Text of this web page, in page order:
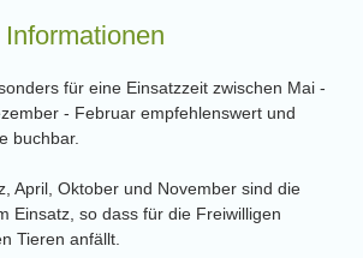
für eine Einsatzzeit zwischen Mai -
- Februar empfehlenswert und
buchbar.
April, Oktober und November sind die
Einsatz, so dass für die Freiwilligen
Tieren anfällt.